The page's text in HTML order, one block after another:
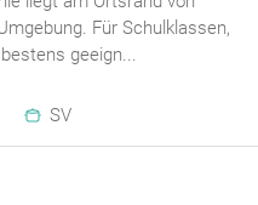
Für Schulklassen,
geeign...
SV